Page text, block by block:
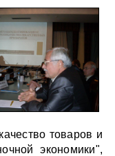
товаров и
экономики",